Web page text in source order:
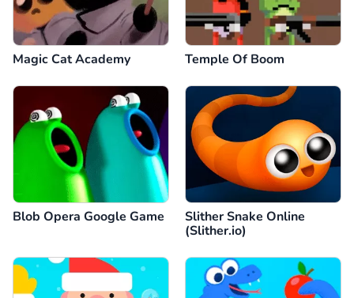
Magic Cat Academy Temple Of Boom
Blob Opera Google Game
Slither Snake Online
(Slither.io)